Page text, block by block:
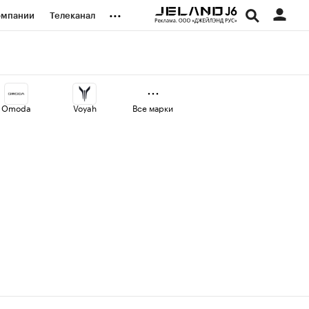
Телеканал ...
Omoda Voyah Все марки